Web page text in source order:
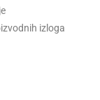
izloga